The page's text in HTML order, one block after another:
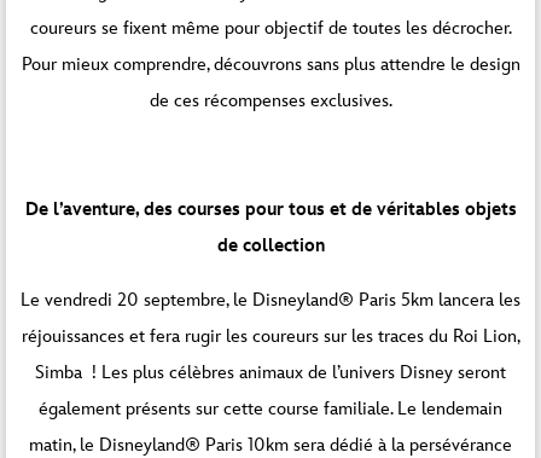
coureurs se fixent même pour objectif de toutes les décrocher.
Pour mieux comprendre, découvrons sans plus attendre le design
de ces récompenses exclusives.
De l’aventure, des courses pour tous et de véritables objets
de collection
Le vendredi 20 septembre, le Disneyland® Paris 5km lancera les
réjouissances et fera rugir les coureurs sur les traces du Roi Lion,
Simba ! Les plus célèbres animaux de l’univers Disney seront
également présents sur cette course familiale. Le lendemain
matin, le Disneyland® Paris 10km sera dédié à la persévérance